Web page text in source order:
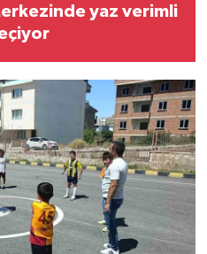
yaz verimli